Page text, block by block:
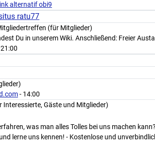
link alternatif obi9
ratu77
(für Mitglieder)
Du in unserem Wiki. Anschließend: Freier
- 14:00
Interessierte, Gäste und Mitglieder)
was man alles Tolles bei uns machen kann?
lerne uns kennen! - Kostenlose und